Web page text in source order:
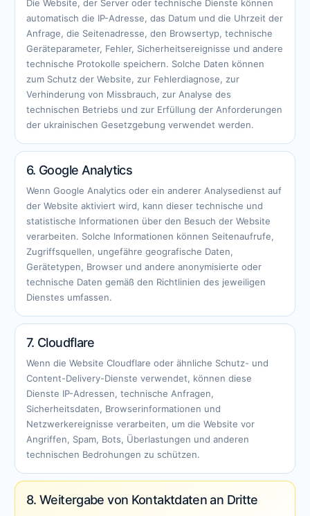
Die Website, der Server oder technische Dienste können
automatisch die IP-Adresse, das Datum und die Uhrzeit der
Anfrage, die Seitenadresse, den Browsertyp, technische
Geräteparameter, Fehler, Sicherheitsereignisse und andere
technische Protokolle speichern. Solche Daten können
zum Schutz der Website, zur Fehlerdiagnose, zur
Verhinderung von Missbrauch, zur Analyse des
technischen Betriebs und zur Erfüllung der Anforderungen
der ukrainischen Gesetzgebung verwendet werden.
6. Google Analytics
Wenn Google Analytics oder ein anderer Analysedienst auf
der Website aktiviert wird, kann dieser technische und
statistische Informationen über den Besuch der Website
verarbeiten. Solche Informationen können Seitenaufrufe,
Zugriffsquellen, ungefähre geografische Daten,
Gerätetypen, Browser und andere anonymisierte oder
technische Daten gemäß den Richtlinien des jeweiligen
Dienstes umfassen.
7. Cloudflare
Wenn die Website Cloudflare oder ähnliche Schutz- und
Content-Delivery-Dienste verwendet, können diese
Dienste IP-Adressen, technische Anfragen,
Sicherheitsdaten, Browserinformationen und
Netzwerkereignisse verarbeiten, um die Website vor
Angriffen, Spam, Bots, Überlastungen und anderen
technischen Bedrohungen zu schützen.
8. Weitergabe von Kontaktdaten an Dritte